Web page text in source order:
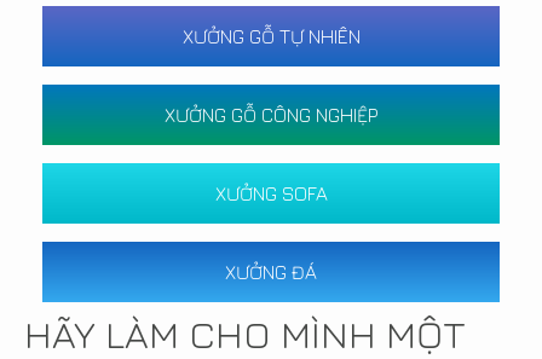
XƯỞNG GỖ TỰ NHIÊN
XƯỞNG GỖ CÔNG NGHIỆP
XƯỞNG SOFA
XƯỞNG ĐÁ
HÃY LÀM CHO MÌNH MỘT